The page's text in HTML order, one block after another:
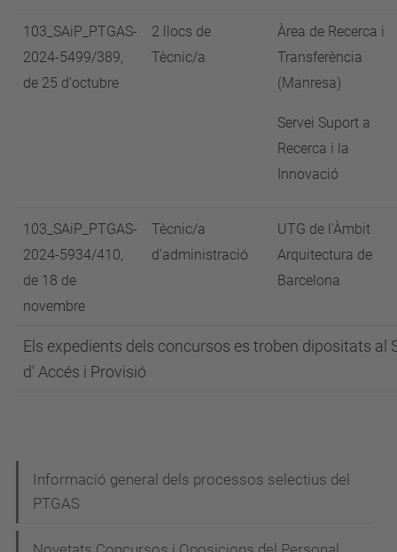
Els expedients dels concursos es troben dipositats al
d' Accés i Provisió
103_SAiP_PTGAS-
2024-5499/389,
de 25 d'octubre
2 llocs de
Tècnic/a
Àrea de Recerca i
Transferència
(Manresa)
Servei Suport a
Recerca i la
Innovació
103_SAiP_PTGAS-
2024-5934/410,
de 18 de
novembre
Tècnic/a
d'administració
UTG de l'Àmbit
Arquitectura de
Barcelona
Informació general dels processos selectius del
PTGAS